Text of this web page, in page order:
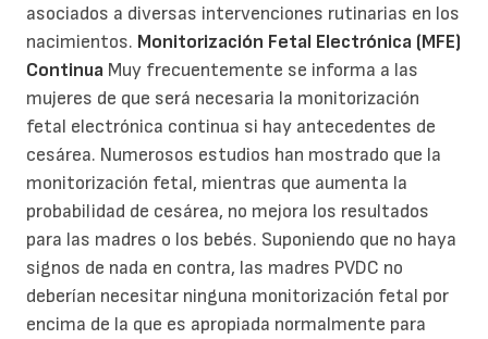
asociados a diversas intervenciones rutinarias en los
nacimientos. Monitorización Fetal Electrónica (MFE)
Continua Muy frecuentemente se informa a las
mujeres de que será necesaria la monitorización
fetal electrónica continua si hay antecedentes de
cesárea. Numerosos estudios han mostrado que la
monitorización fetal, mientras que aumenta la
probabilidad de cesárea, no mejora los resultados
para las madres o los bebés. Suponiendo que no haya
signos de nada en contra, las madres PVDC no
deberían necesitar ninguna monitorización fetal por
encima de la que es apropiada normalmente para